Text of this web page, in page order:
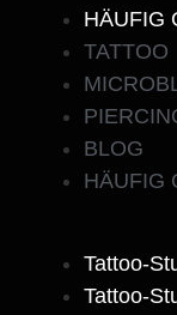
HÄUFIG
TATTOO
BLOG
HÄUFIG
Tattoo-
Tattoo-